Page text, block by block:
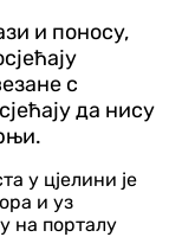
и поносу,
с
да нису
у цјелини је
и уз
на порталу